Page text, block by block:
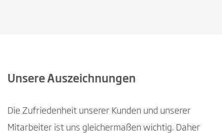
Unsere Auszeichnungen
Die Zufriedenheit unserer Kunden und unserer
Mitarbeiter ist uns gleichermaßen wichtig. Daher